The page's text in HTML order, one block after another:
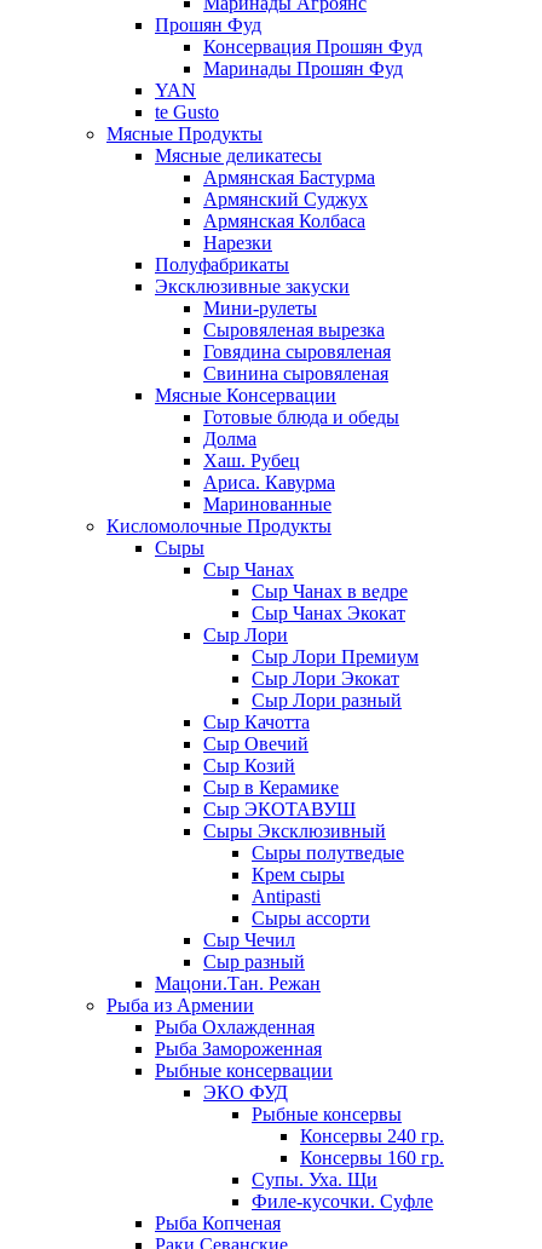
Прошян Фуд
Консервация Прошян Фуд
Маринады Прошян Фуд
YAN
te Gusto
Мясные Продукты
Мясные деликатесы
Армянская Бастурма
Армянский Суджух
Армянская Колбаса
Нарезки
Полуфабрикаты
Эксклюзивные закуски
Мини-рулеты
Сыровяленая вырезка
Говядина сыровяленая
Свинина сыровяленая
Мясные Консервации
Готовые блюда и обеды
Долма
Хаш. Рубец
Ариса. Кавурма
Маринованные
Кисломолочные Продукты
Сыры
Сыр Чанах
Сыр Чанах в ведре
Сыр Чанах Экокат
Сыр Лори
Сыр Лори Премиум
Сыр Лори Экокат
Сыр Лори разный
Сыр Качотта
Сыр Овечий
Сыр Козий
Сыр в Керамике
Сыр ЭКОТАВУШ
Сыры Эксклюзивный
Сыры полутведые
Крем сыры
Antipasti
Сыры ассорти
Сыр Чечил
Сыр разный
Мацони.Тан. Режан
Рыба из Армении
Рыба Охлажденная
Рыба Замороженная
Рыбные консервации
ЭКО ФУД
Рыбные консервы
Консервы 240 гр.
Консервы 160 гр.
Супы. Уха. Щи
Филе-кусочки. Суфле
Рыба Копченая
Раки Севанские